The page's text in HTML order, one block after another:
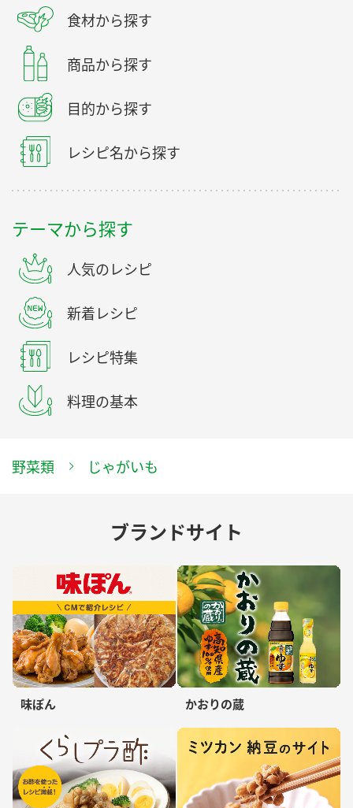
食材から探す
商品から探す
目的から探す
レシピ名から探す
テーマから探す
人気のレシピ
新着レシピ
レシピ特集
料理の基本
野菜類 じゃがいも
ブランドサイト
味ぽん かおりの蔵